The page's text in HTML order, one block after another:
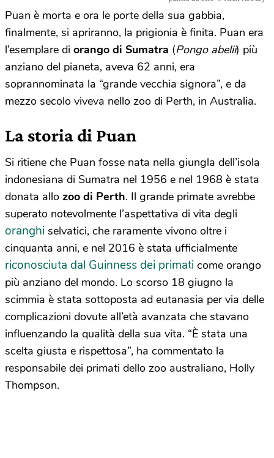
Puan è morta e ora le porte della sua gabbia,
finalmente, si apriranno, la prigionia è finita. Puan era
l’esemplare di orango di Sumatra (Pongo abelii) più
anziano del pianeta, aveva 62 anni, era
soprannominata la “grande vecchia signora”, e da
mezzo secolo viveva nello zoo di Perth, in Australia.
La storia di Puan
Si ritiene che Puan fosse nata nella giungla dell’isola
indonesiana di Sumatra nel 1956 e nel 1968 è stata
donata allo zoo di Perth. Il grande primate avrebbe
superato notevolmente l’aspettativa di vita degli
oranghi selvatici, che raramente vivono oltre i
cinquanta anni, e nel 2016 è stata ufficialmente
riconosciuta dal Guinness dei primati come orango
più anziano del mondo. Lo scorso 18 giugno la
scimmia è stata sottoposta ad eutanasia per via delle
complicazioni dovute all’età avanzata che stavano
influenzando la qualità della sua vita. “È stata una
scelta giusta e rispettosa”, ha commentato la
responsabile dei primati dello zoo australiano, Holly
Thompson.